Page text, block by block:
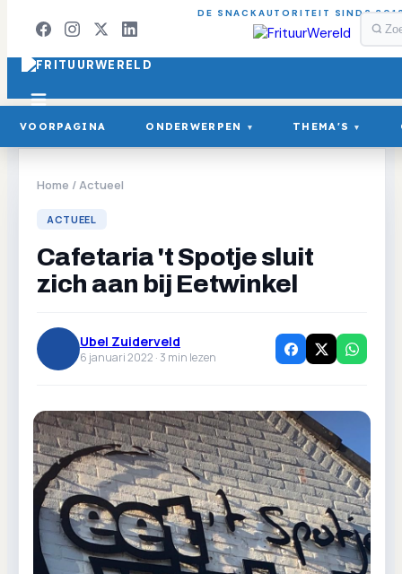
DE SNACKAUTORITEIT SINDS
VOORPAGINA ONDERWERPEN ▾ THEMA'S ▾
Home /Actueel
ACTUEEL
Cafetaria 't Spotje sluit
zich aan bij Eetwinkel
Ubel Zuiderveld
6 januari 2022 ·3 min lezen